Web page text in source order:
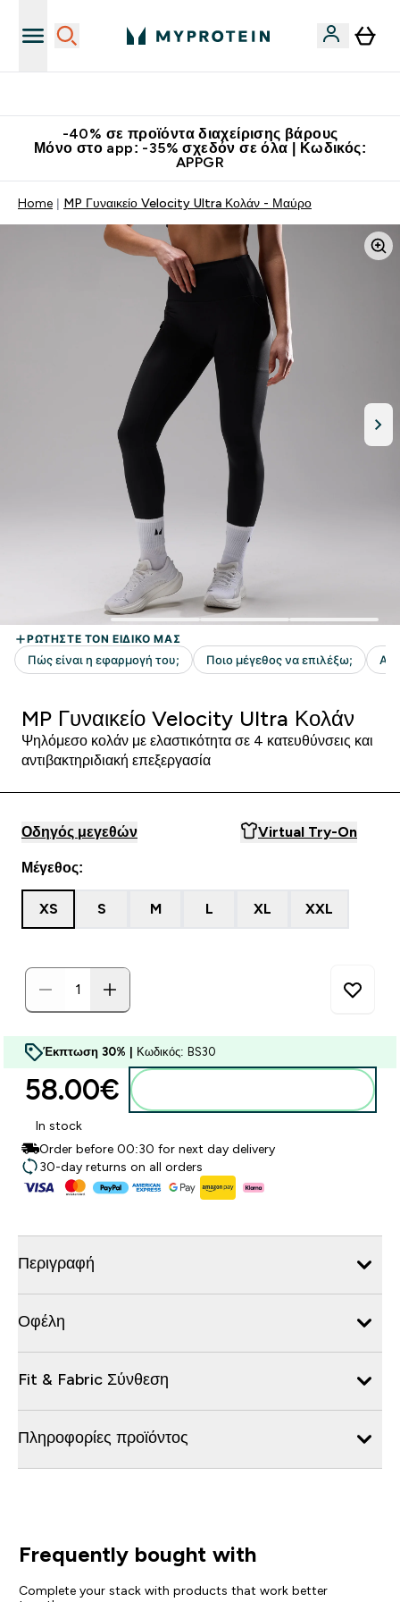
-40% σε προϊόντα διαχείρισης βάρους
Μόνο στο app: -35% σχεδόν σε όλα | Κωδικός:
APPGR
Home MP Γυναικείο Velocity Ultra Κολάν - Μαύρο
MP Γυναικείο Velocity Ultra Κολάν
Ψηλόμεσο κολάν με ελαστικότητα σε 4 κατευθύνσεις και
αντιβακτηριδιακή επεξεργασία
Οδηγός μεγεθών Virtual Try-On
Μέγεθος:
XS S M L XL XXL
Έκπτωση 30% | Κωδικός: BS30
58.00€‎
In stock
Order before 00:30 for next day delivery
30-day returns on all orders
Περιγραφή
Οφέλη
Fit & Fabric Σύνθεση
Πληροφορίες προϊόντος
Frequently bought with
Complete your stack with products that work better